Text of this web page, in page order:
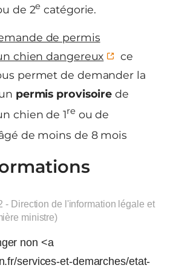
de 2e catégorie.
de permis
chien dangereux
ce
permet de demander la
permis provisoire de
chien de 1re ou de
de moins de 8 mois
- Direction de l'information légale et
ministre)
non <a
services-et-demarches/etat-